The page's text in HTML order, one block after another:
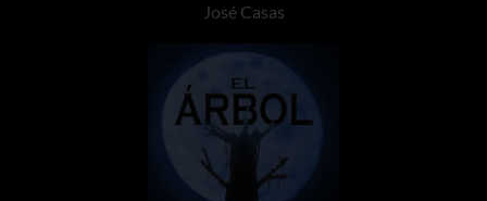
José Casas